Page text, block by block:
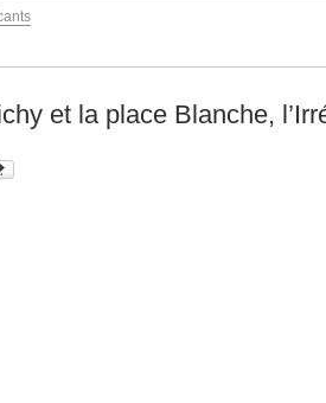
et la place Blanche,